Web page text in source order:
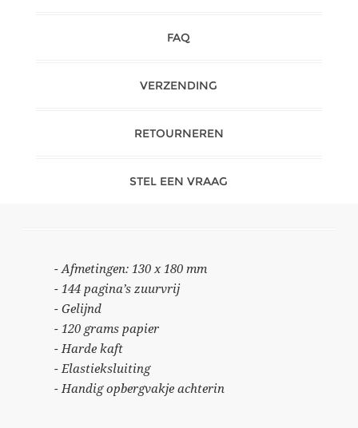
FAQ
VERZENDING
RETOURNEREN
STEL EEN VRAAG
- Afmetingen: 130 x 180 mm
- 144 pagina’s zuurvrij
- Gelijnd
- 120 grams papier
- Harde kaft
- Elastieksluiting
- Handig opbergvakje achterin